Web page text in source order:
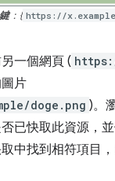
：{ https://
一個網頁 (
片
doge.png )。
已快取此資源，
中找到相符項目